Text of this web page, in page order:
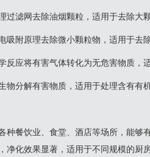
过滤网去除油烟颗粒，适用于去除大颗
吸附原理去除微小颗粒物，适用于去
反应将有害气体转化为无危害物质，
物分解有害物质，适用于处理含有有
种餐饮业、食堂、酒店等场所，能够
净化效果显著，适用于不同规模的厨